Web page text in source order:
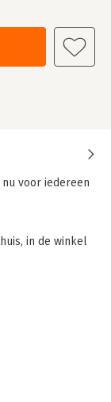
voor iedereen
in de winkel
inzicht en
een
tonen of
is